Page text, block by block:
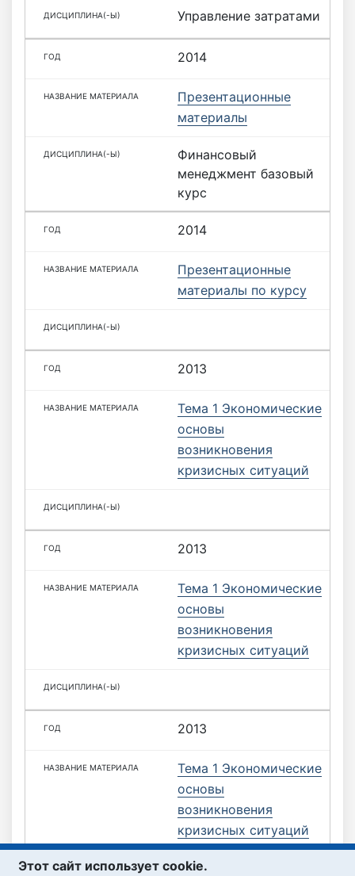
Управление затратами
2014
Презентационные
материалы
Финансовый
менеджмент базовый
курс
2014
Презентационные
материалы по курсу
2013
Тема 1 Экономические
основы
возникновения
кризисных ситуаций
2013
Тема 1 Экономические
основы
возникновения
кризисных ситуаций
2013
Тема 1 Экономические
основы
возникновения
кризисных ситуаций
(часть1)
Этот сайт использует cookie.